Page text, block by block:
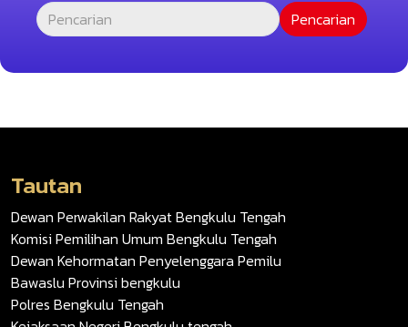
Tautan
Dewan Perwakilan Rakyat Bengkulu Tengah
Komisi Pemilihan Umum Bengkulu Tengah
Dewan Kehormatan Penyelenggara Pemilu
Bawaslu Provinsi bengkulu
Polres Bengkulu Tengah